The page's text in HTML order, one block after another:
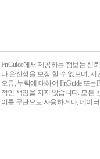
FnGuide에서 제공하는 정보는 신
나 완전성을 보장 할 수 없으며,
오류, 누락에 대하여 FnGuide 또
적인 책임을 지지 않습니다. 모든
이를 무단으로 사용하거나, 데이